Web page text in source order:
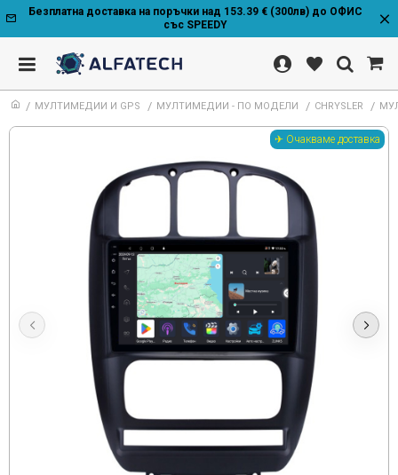
Безплатна доставка на поръчки над 153.39 € (300лв) до ОФИС
със SPEEDY
МУЛТИМЕДИИ И GPS МУЛТИМЕДИИ - ПО МОДЕЛИ CHRYSLER
✈ Очакваме доставка